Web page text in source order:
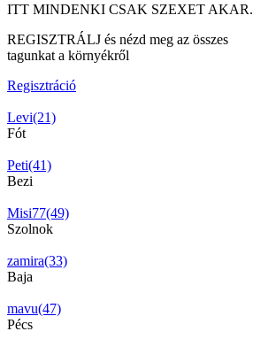
ITT MINDENKI CSAK SZEXET AKAR.
REGISZTRÁLJ és nézd meg az összes
tagunkat a környékről
Regisztráció
Levi(21)
Fót
Peti(41)
Bezi
Misi77(49)
Szolnok
zamira(33)
Baja
mavu(47)
Pécs